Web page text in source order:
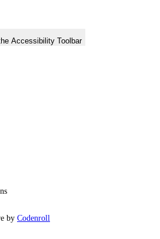
Accessibility Toolbar
by Codenroll